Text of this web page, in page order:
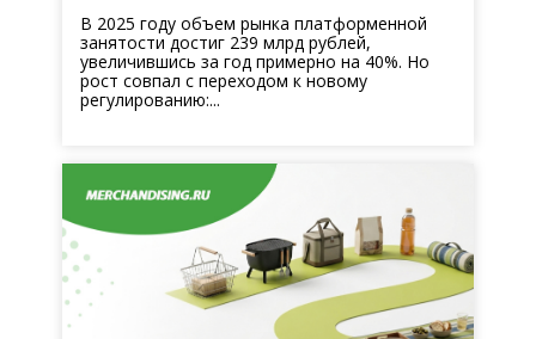
В 2025 году объем рынка платформенной
занятости достиг 239 млрд рублей,
увеличившись за год примерно на 40%. Но
рост совпал с переходом к новому
регулированию:...